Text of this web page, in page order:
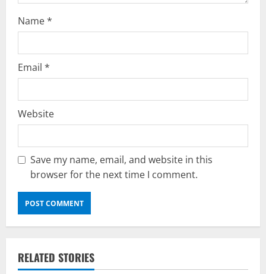
n
Name*
Email *
Website
Save my name, email, and website in this
browser for the next time I comment.
RELATED STORIES